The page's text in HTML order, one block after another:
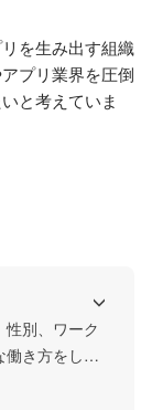
を生み出す組織
プリ業界を圧倒
と考えていま
別、ワーク
働き方をして